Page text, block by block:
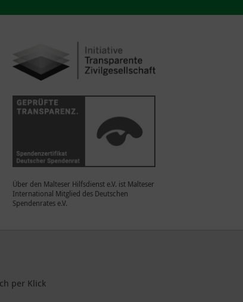
Über den Malteser Hilfsdienst e.V. ist Malteser
International Mitglied des Deutschen
Spendenrates e.V.
per Klick